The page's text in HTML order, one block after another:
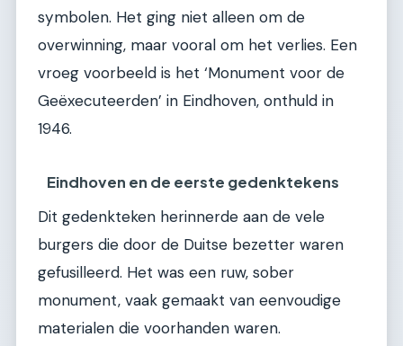
symbolen. Het ging niet alleen om de
overwinning, maar vooral om het verlies. Een
vroeg voorbeeld is het ‘Monument voor de
Geëxecuteerden’ in Eindhoven, onthuld in
1946.
Eindhoven en de eerste gedenktekens
Dit gedenkteken herinnerde aan de vele
burgers die door de Duitse bezetter waren
gefusilleerd. Het was een ruw, sober
monument, vaak gemaakt van eenvoudige
materialen die voorhanden waren.